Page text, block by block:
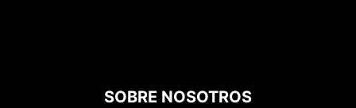
SOBRE NOSOTROS